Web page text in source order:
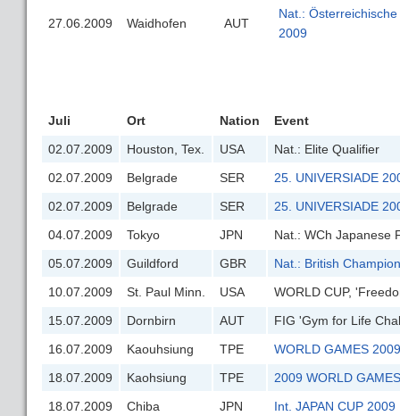
27.06.2009 Waidhofen AUT
Nat.:
2009
Juli Ort Nation
Event
02.07.2009
Houston, Tex. USA
Nat.: Elite Qualifier
02.07.2009
Belgrade SER
25. UNIVERSIADE
02.07.2009
Belgrade SER
25. UNIVERSIADE
04.07.2009
Tokyo JPN
Nat.: WCh Japanese
05.07.2009
Guildford GBR
Nat.: British
10.07.2009
St. Paul Minn. USA
WORLD CUP,
15.07.2009
Dornbirn AUT
FIG 'Gym for Life
16.07.2009
Kaouhsiung TPE
WORLD GAMES 2009
18.07.2009
Kaohsiung TPE
2009 WORLD GAMES
18.07.2009
Chiba JPN Int. JAPAN CUP 2009